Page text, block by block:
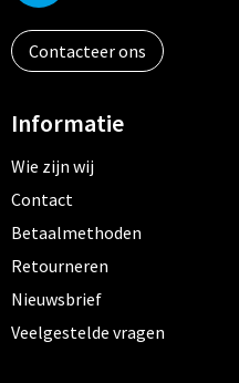
Contacteer ons
Informatie
Wie zijn wij
Contact
Betaalmethoden
Retourneren
Nieuwsbrief
Veelgestelde vragen